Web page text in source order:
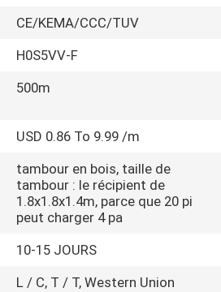
CE/KEMA/CCC/TUV
H0S5VV-F
500m
USD 0.86 To 9.99 /m
tambour en bois, taille de
tambour : le récipient de
1.8x1.8x1.4m, parce que 20 pi
peut charger 4 pa
10-15 JOURS
L / C, T / T, Western Union